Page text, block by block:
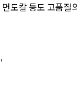
도칼 등도 고품